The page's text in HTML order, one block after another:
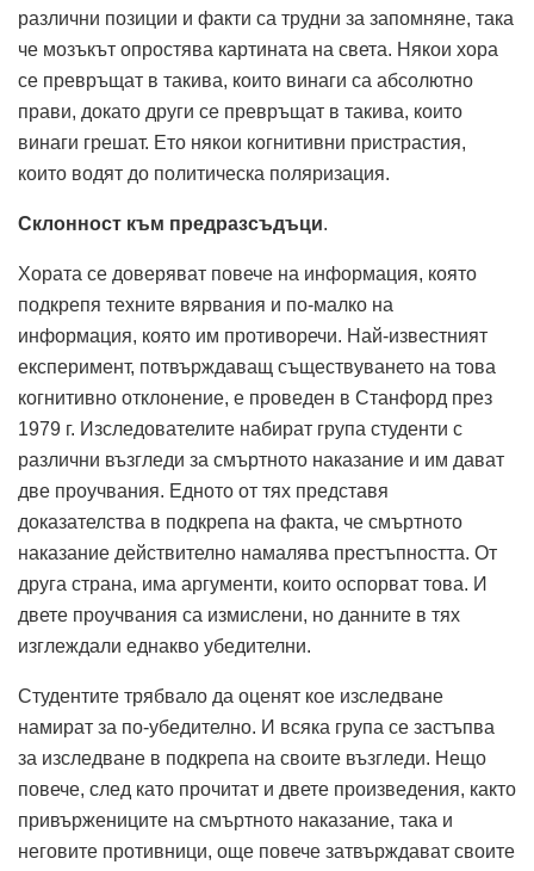
различни позиции и факти са трудни за запомняне, така
че мозъкът опростява картината на света. Някои хора
се превръщат в такива, които винаги са абсолютно
прави, докато други се превръщат в такива, които
винаги грешат. Ето някои когнитивни пристрастия,
които водят до политическа поляризация.
Склонност към предразсъдъци.
Хората се доверяват повече на информация, която
подкрепя техните вярвания и по-малко на
информация, която им противоречи. Най-известният
експеримент, потвърждаващ съществуването на това
когнитивно отклонение, е проведен в Станфорд през
1979 г. Изследователите набират група студенти с
различни възгледи за смъртното наказание и им дават
две проучвания. Едното от тях представя
доказателства в подкрепа на факта, че смъртното
наказание действително намалява престъпността. От
друга страна, има аргументи, които оспорват това. И
двете проучвания са измислени, но данните в тях
изглеждали еднакво убедителни.
Студентите трябвало да оценят кое изследване
намират за по-убедително. И всяка група се застъпва
за изследване в подкрепа на своите възгледи. Нещо
повече, след като прочитат и двете произведения, както
привържениците на смъртното наказание, така и
неговите противници, още повече затвърждават своите